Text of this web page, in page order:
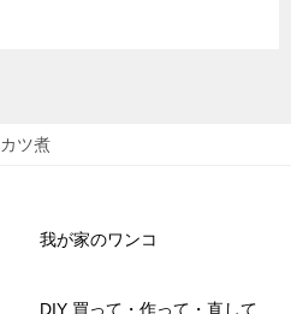
カツ煮
我が家のワンコ
DIY 買って・作って・直して